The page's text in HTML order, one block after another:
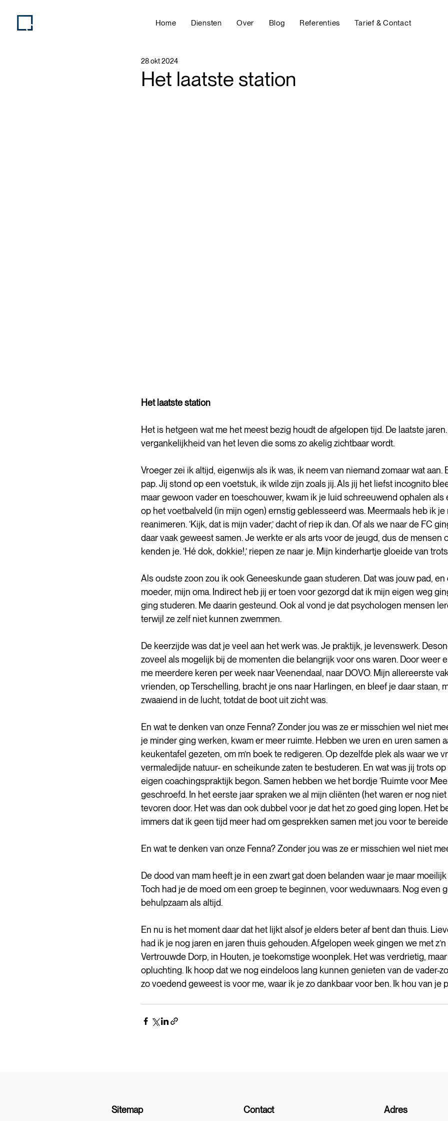
Home Diensten Over Blog Referenties Tarief & Contact
Het laatste station
28 okt 2024
Het laatste station
Het is hetgeen wat me het meest bezig houdt de afgelopen tijd. De laatste
vergankelijkheid van het leven die soms zo akelig zichtbaar wordt.
Vroeger zei ik altijd, eigenwijs als ik was, ik neem van niemand zomaar wat
pap. Jij stond op een voetstuk, ik wilde zijn zoals jij. Als jij het liefst incognito
maar gewoon vader en toeschouwer, kwam ik je luid schreeuwend ophalen
op het voetbalveld (in mijn ogen) ernstig geblesseerd was. Meermaals heb ik
reanimeren. ‘Kijk, dat is mijn vader,’ dacht of riep ik dan. Of als we naar de FC
daar vaak geweest samen. Je werkte er als arts voor de jeugd, dus de mensen
kenden je. ‘Hé dok, dokkie!,’ riepen ze naar je. Mijn kinderhartje gloeide van
Als oudste zoon zou ik ook Geneeskunde gaan studeren. Dat was jouw pad,
moeder, mijn oma. Indirect heb jij er toen voor gezorgd dat ik mijn eigen weg
ging studeren. Me daarin gesteund. Ook al vond je dat psychologen mensen
terwijl ze zelf niet kunnen zwemmen.
De keerzijde was dat je veel aan het werk was. Je praktijk, je levenswerk.
zoveel als mogelijk bij de momenten die belangrijk voor ons waren. Door weer
me meerdere keren per week naar Veenendaal, naar DOVO. Mijn allereerste
vrienden, op Terschelling, bracht je ons naar Harlingen, en bleef je daar staan,
zwaaiend in de lucht, totdat de boot uit zicht was.
En wat te denken van onze Fenna? Zonder jou was ze er misschien wel niet
je minder ging werken, kwam er meer ruimte. Hebben we uren en uren samen
keukentafel gezeten, om m’n boek te redigeren. Op dezelfde plek als waar we
vermaledijde natuur- en scheikunde zaten te bestuderen. En wat was jij trots
eigen coachingspraktijk begon. Samen hebben we het bordje ‘Ruimte voor
geschroefd. In het eerste jaar spraken we al mijn cliënten (het waren er nog
tevoren door. Het was dan ook dubbel voor je dat het zo goed ging lopen. Het
immers dat ik geen tijd meer had om gesprekken samen met jou voor te
En wat te denken van onze Fenna? Zonder jou was ze er misschien wel niet
De dood van mam heeft je in een zwart gat doen belanden waar je maar
Toch had je de moed om een groep te beginnen, voor weduwnaars. Nog even
behulpzaam als altijd.
En nu is het moment daar dat het lijkt alsof je elders beter af bent dan thuis.
had ik je nog jaren en jaren thuis gehouden. Afgelopen week gingen we met
Vertrouwde Dorp, in Houten, je toekomstige woonplek. Het was verdrietig,
opluchting. Ik hoop dat we nog eindeloos lang kunnen genieten van de vader-
zo voedend geweest is voor me, waar ik je zo dankbaar voor ben. Ik hou van je
Sitemap Contact Adres